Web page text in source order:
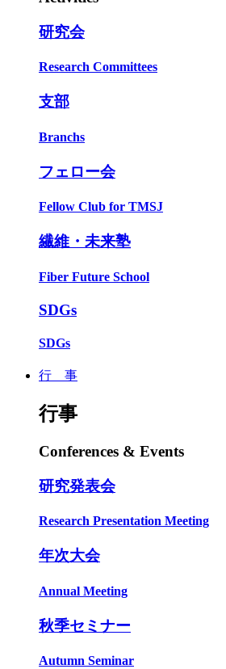
研究会
Research Committees
支部
Branchs
フェロー会
Fellow Club for TMSJ
繊維・未来塾
Fiber Future School
SDGs
SDGs
行 事
行事
Conferences & Events
研究発表会
Research Presentation Meeting
年次大会
Annual Meeting
秋季セミナー
Autumn Seminar